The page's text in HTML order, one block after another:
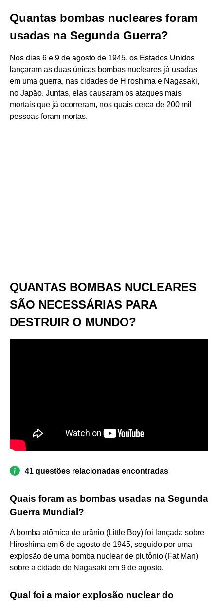
Quantas bombas nucleares foram
usadas na Segunda Guerra?
Nos dias 6 e 9 de agosto de 1945, os Estados Unidos
lançaram as duas únicas bombas nucleares já usadas
em uma guerra, nas cidades de Hiroshima e Nagasaki,
no Japão. Juntas, elas causaram os ataques mais
mortais que já ocorreram, nos quais cerca de 200 mil
pessoas foram mortas.
QUANTAS BOMBAS NUCLEARES
SÃO NECESSÁRIAS PARA
DESTRUIR O MUNDO?
41 questões relacionadas encontradas
Quais foram as bombas usadas na Segunda
Guerra Mundial?
A bomba atômica de urânio (Little Boy) foi lançada sobre
Hiroshima em 6 de agosto de 1945, seguido por uma
explosão de uma bomba nuclear de plutônio (Fat Man)
sobre a cidade de Nagasaki em 9 de agosto.
Qual foi a maior explosão nuclear do